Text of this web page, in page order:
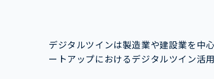
デジタルツインは製造業や建設業を中
ートアップにおけるデジタルツイン活